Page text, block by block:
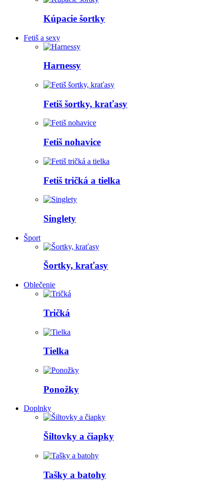
Kúpacie šortky
Fetiš a sexy
Harnessy
Fetiš šortky, kraťasy
Fetiš nohavice
Fetiš tričká a tielka
Singlety
Šport
Šortky, kraťasy
Oblečenie
Tričká
Tielka
Ponožky
Doplnky
Šiltovky a čiapky
Tašky a batohy